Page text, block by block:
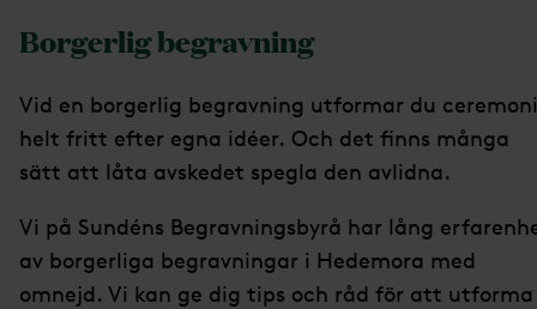
Borgerlig begravning
Vid en borgerlig begravning utformar du
helt fritt efter egna idéer. Och det finns många
sätt att låta avskedet spegla den avlidna.
Vi på Sundéns Begravningsbyrå har lång
av borgerliga begravningar i Hedemora med
omnejd. Vi kan ge dig tips och råd för att utforma